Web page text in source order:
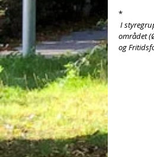
*
området
og